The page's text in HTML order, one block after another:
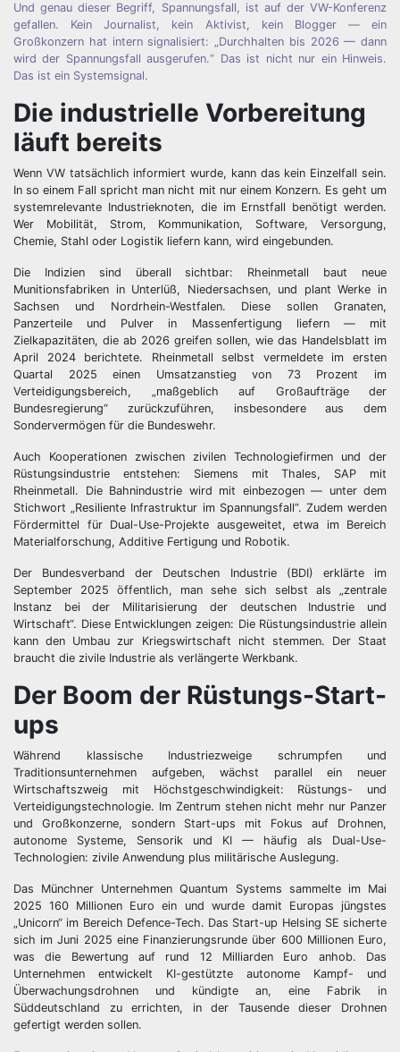
Und genau dieser Begriff, Spannungsfall, ist auf der VW-Konferenz
gefallen. Kein Journalist, kein Aktivist, kein Blogger — ein
Großkonzern hat intern signalisiert: „Durchhalten bis 2026 — dann
wird der Spannungsfall ausgerufen.“ Das ist nicht nur ein Hinweis.
Das ist ein Systemsignal.
Die industrielle Vorbereitung
läuft bereits
Wenn VW tatsächlich informiert wurde, kann das kein Einzelfall sein.
In so einem Fall spricht man nicht mit nur einem Konzern. Es geht um
systemrelevante Industrieknoten, die im Ernstfall benötigt werden.
Wer Mobilität, Strom, Kommunikation, Software, Versorgung,
Chemie, Stahl oder Logistik liefern kann, wird eingebunden.
Die Indizien sind überall sichtbar: Rheinmetall baut neue
Munitionsfabriken in Unterlüß, Niedersachsen, und plant Werke in
Sachsen und Nordrhein-Westfalen. Diese sollen Granaten,
Panzerteile und Pulver in Massenfertigung liefern — mit
Zielkapazitäten, die ab 2026 greifen sollen, wie das Handelsblatt im
April 2024 berichtete. Rheinmetall selbst vermeldete im ersten
Quartal 2025 einen Umsatzanstieg von 73 Prozent im
Verteidigungsbereich, „maßgeblich auf Großaufträge der
Bundesregierung“ zurückzuführen, insbesondere aus dem
Sondervermögen für die Bundeswehr.
Auch Kooperationen zwischen zivilen Technologiefirmen und der
Rüstungsindustrie entstehen: Siemens mit Thales, SAP mit
Rheinmetall. Die Bahnindustrie wird mit einbezogen — unter dem
Stichwort „Resiliente Infrastruktur im Spannungsfall“. Zudem werden
Fördermittel für Dual-Use-Projekte ausgeweitet, etwa im Bereich
Materialforschung, Additive Fertigung und Robotik.
Der Bundesverband der Deutschen Industrie (BDI) erklärte im
September 2025 öffentlich, man sehe sich selbst als „zentrale
Instanz bei der Militarisierung der deutschen Industrie und
Wirtschaft“. Diese Entwicklungen zeigen: Die Rüstungsindustrie allein
kann den Umbau zur Kriegswirtschaft nicht stemmen. Der Staat
braucht die zivile Industrie als verlängerte Werkbank.
Der Boom der Rüstungs-Start-
ups
Während klassische Industriezweige schrumpfen und
Traditionsunternehmen aufgeben, wächst parallel ein neuer
Wirtschaftszweig mit Höchstgeschwindigkeit: Rüstungs- und
Verteidigungstechnologie. Im Zentrum stehen nicht mehr nur Panzer
und Großkonzerne, sondern Start-ups mit Fokus auf Drohnen,
autonome Systeme, Sensorik und KI — häufig als Dual-Use-
Technologien: zivile Anwendung plus militärische Auslegung.
Das Münchner Unternehmen Quantum Systems sammelte im Mai
2025 160 Millionen Euro ein und wurde damit Europas jüngstes
„Unicorn“ im Bereich Defence-Tech. Das Start-up Helsing SE sicherte
sich im Juni 2025 eine Finanzierungsrunde über 600 Millionen Euro,
was die Bewertung auf rund 12 Milliarden Euro anhob. Das
Unternehmen entwickelt KI-gestützte autonome Kampf- und
Überwachungsdrohnen und kündigte an, eine Fabrik in
Süddeutschland zu errichten, in der Tausende dieser Drohnen
gefertigt werden sollen.